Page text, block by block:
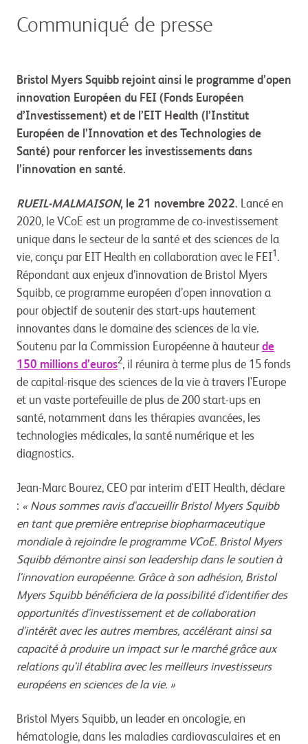
Communiqué de presse
Bristol Myers Squibb rejoint ainsi le programme d’open
innovation Européen du FEI (Fonds Européen
d’Investissement) et de l’EIT Health (l’Institut
Européen de l’Innovation et des Technologies de
Santé) pour renforcer les investissements dans
l’innovation en santé.
RUEIL-MALMAISON, le 21 novembre 2022. Lancé en
2020, le VCoE est un programme de co-investissement
unique dans le secteur de la santé et des sciences de la
vie, conçu par EIT Health en collaboration avec le FEI1 .
Répondant aux enjeux d’innovation de Bristol Myers
Squibb, ce programme européen d’open innovation a
pour objectif de soutenir des start-ups hautement
innovantes dans le domaine des sciences de la vie.
Soutenu par la Commission Européenne à hauteur de
150 millions d’euros2, il réunira à terme plus de 15 fonds
de capital-risque des sciences de la vie à travers l'Europe
et un vaste portefeuille de plus de 200 start-ups en
santé, notamment dans les thérapies avancées, les
technologies médicales, la santé numérique et les
diagnostics.
Jean-Marc Bourez, CEO par interim d'EIT Health, déclare
: « Nous sommes ravis d'accueillir Bristol Myers Squibb
en tant que première entreprise biopharmaceutique
mondiale à rejoindre le programme VCoE. Bristol Myers
Squibb démontre ainsi son leadership dans le soutien à
l'innovation européenne. Grâce à son adhésion, Bristol
Myers Squibb bénéficiera de la possibilité d'identifier des
opportunités d'investissement et de collaboration
d'intérêt avec les autres membres, accélérant ainsi sa
capacité à produire un impact sur le marché grâce aux
relations qu'il établira avec les meilleurs investisseurs
européens en sciences de la vie. »
Bristol Myers Squibb, un leader en oncologie, en
hématologie, dans les maladies cardiovasculaires et en